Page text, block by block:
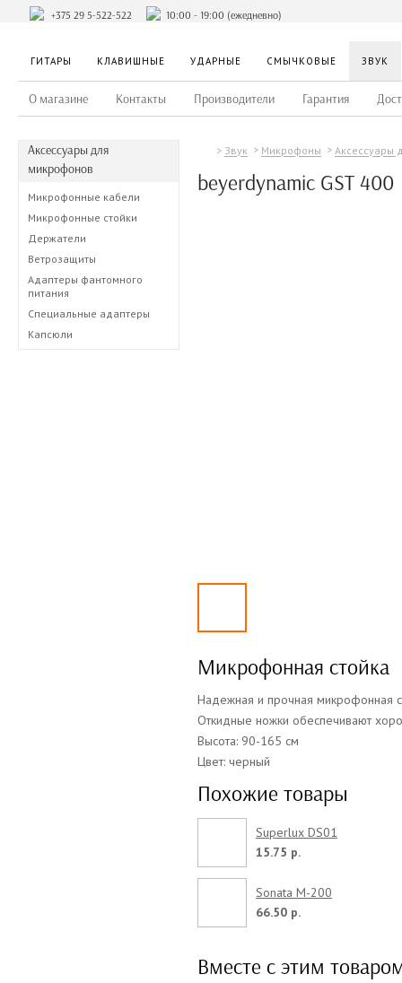
+375 29 5-522-522 10:00 - 19:00 (ежедневно)
ГИТАРЫ КЛАВИШНЫЕ УДАРНЫЕ СМЫЧКОВЫЕ ЗВУК
О магазине Контакты Производители Гарантия
Аксессуары для
микрофонов
Микрофонные кабели
Микрофонные стойки
Держатели
Ветрозащиты
Адаптеры фантомного
питания
Специальные адаптеры
Капсюли
Звук Микрофоны Аксессуары
beyerdynamic GST 400
Микрофонная стойка
Надежная и прочная микрофонная
Откидные ножки обеспечивают
Высота: 90-165 см
Цвет: черный
Похожие товары
Superlux DS01
15.75 р.
Sonata M-200
66.50 р.
Вместе с этим